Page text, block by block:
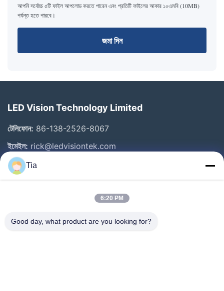
আপনি সর্বোচ্চ ৫টি ফাইল আপলোড করতে পারেন এবং প্রতিটি ফাইলের আকার ১০এমবি (10MB)
পর্যন্ত হতে পারবে।
জমা দিন
LED Vision Technology Limited
টেলিফোন: 86-138-2526-8067
ইমেইল: rick@ledvisiontek.com
গুরুত্বপূর্ণ সংযোগ
পণ্য
Tia
6:20 PM
Good day, what product are you looking for?